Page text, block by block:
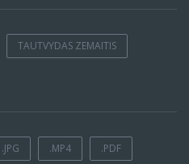
TAUTVYDAS ZEMAITIS
.JPG .MP4 .PDF